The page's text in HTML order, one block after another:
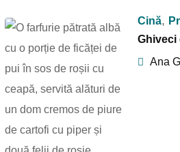
Cină,
Ghiveci
Ana